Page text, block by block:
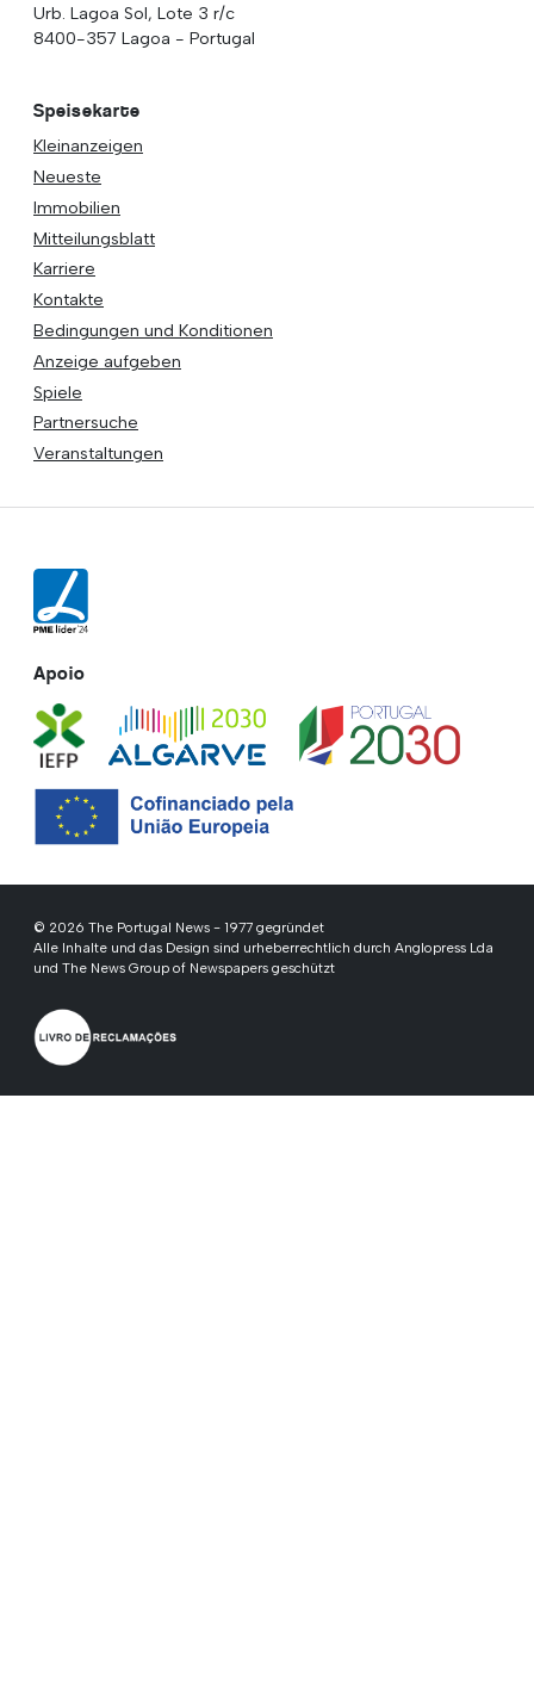
Urb. Lagoa Sol, Lote 3 r/c
8400-357 Lagoa - Portugal
Speisekarte
Kleinanzeigen
Neueste
Immobilien
Mitteilungsblatt
Karriere
Kontakte
Bedingungen und Konditionen
Anzeige aufgeben
Spiele
Partnersuche
Veranstaltungen
Apoio
© 2026 The Portugal News - 1977 gegründet
Alle Inhalte und das Design sind urheberrechtlich durch Anglopress Lda
und The News Group of Newspapers geschützt